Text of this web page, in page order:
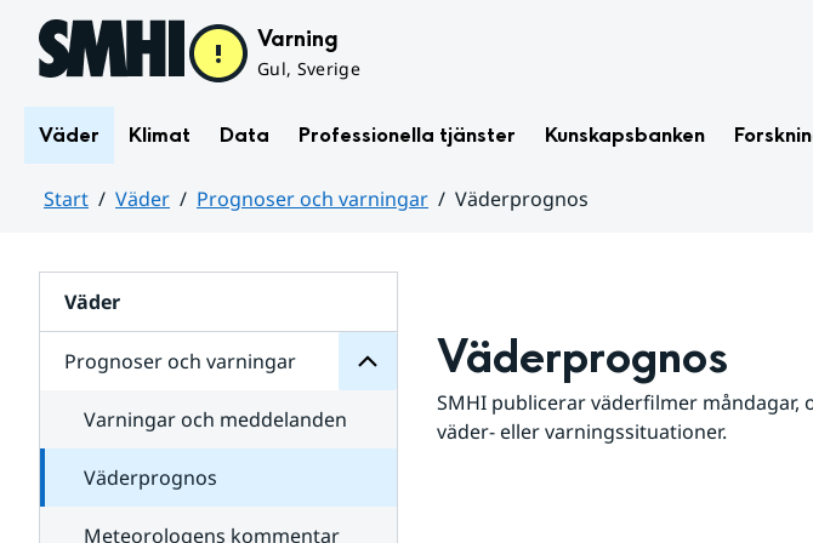
Hoppa till sidans innehåll Varning
Gul, Sverige
Väder Klimat Data Professionella tjänster Kunskapsbanken
Start Väder Prognoser och varningar
Väderprognos
Väder
Prognoser och varningar
för
varningar
Varningar och meddelanden
Väderprognos
Meteorologens kommentar
Väderprognos
SMHI publicerar väderfilmer måndagar,
väder- eller varningssituationer.